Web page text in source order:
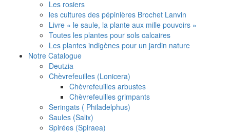
Les rosiers
les cultures des pépinières Brochet Lanvin
Livre « le saule, la plante aux mille pouvoirs »
Toutes les plantes pour sols calcaires
Les plantes indigènes pour un jardin nature
Notre Catalogue
Deutzia
Chèvrefeuilles (Lonicera)
Chèvrefeuilles arbustes
Chèvrefeuilles grimpants
Seringats ( Philadelphus)
Saules (Salix)
Spirées (Spiraea)